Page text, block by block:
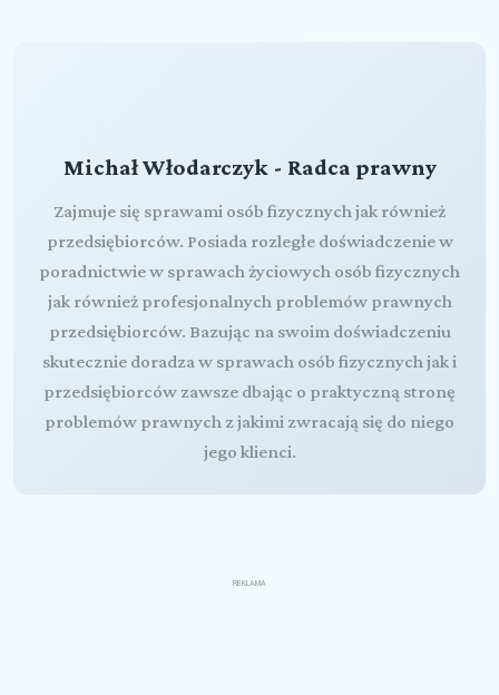
Michał Włodarczyk - Radca prawny
Zajmuje się sprawami osób fizycznych jak również
przedsiębiorców. Posiada rozległe doświadczenie w
poradnictwie w sprawach życiowych osób fizycznych
jak również profesjonalnych problemów prawnych
przedsiębiorców. Bazując na swoim doświadczeniu
skutecznie doradza w sprawach osób fizycznych jak i
przedsiębiorców zawsze dbając o praktyczną stronę
problemów prawnych z jakimi zwracają się do niego
jego klienci.
REKLAMA